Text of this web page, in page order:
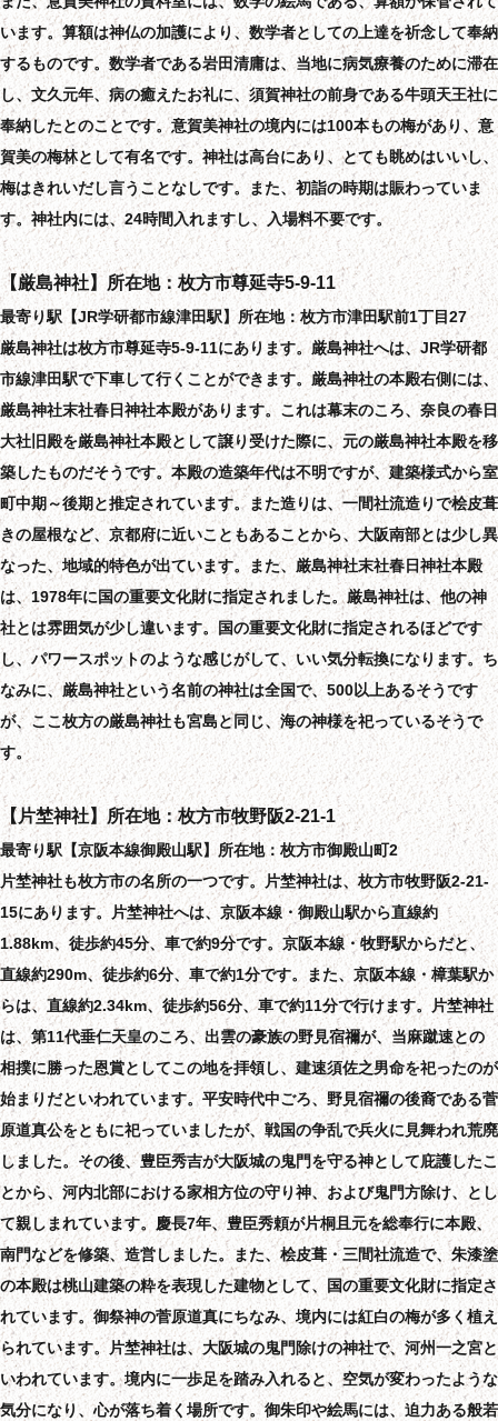
います。算額は神仏の加護により、数学者としての上達を祈念して奉納
するものです。数学者である岩田清庸は、当地に病気療養のために滞在
し、文久元年、病の癒えたお礼に、須賀神社の前身である牛頭天王社に
奉納したとのことです。意賀美神社の境内には100本もの梅があり、意
賀美の梅林として有名です。神社は高台にあり、とても眺めはいいし、
梅はきれいだし言うことなしです。また、初詣の時期は賑わっていま
す。神社内には、24時間入れますし、入場料不要です。
【厳島神社】所在地：枚方市尊延寺5-9-11
最寄り駅【JR学研都市線津田駅】所在地：枚方市津田駅前1丁目27
厳島神社は枚方市尊延寺5-9-11にあります。厳島神社へは、JR学研都
市線津田駅で下車して行くことができます。厳島神社の本殿右側には、
厳島神社末社春日神社本殿があります。これは幕末のころ、奈良の春日
大社旧殿を厳島神社本殿として譲り受けた際に、元の厳島神社本殿を移
築したものだそうです。本殿の造築年代は不明ですが、建築様式から室
町中期～後期と推定されています。また造りは、一間社流造りで桧皮葺
きの屋根など、京都府に近いこともあることから、大阪南部とは少し異
なった、地域的特色が出ています。また、厳島神社末社春日神社本殿
は、1978年に国の重要文化財に指定されました。厳島神社は、他の神
社とは雰囲気が少し違います。国の重要文化財に指定されるほどです
し、パワースポットのような感じがして、いい気分転換になります。ち
なみに、厳島神社という名前の神社は全国で、500以上あるそうです
が、ここ枚方の厳島神社も宮島と同じ、海の神様を祀っているそうで
す。
【片埜神社】所在地：枚方市牧野阪2-21-1
最寄り駅【京阪本線御殿山駅】所在地：枚方市御殿山町2
片埜神社も枚方市の名所の一つです。片埜神社は、枚方市牧野阪2-21-
15にあります。片埜神社へは、京阪本線・御殿山駅から直線約
1.88km、徒歩約45分、車で約9分です。京阪本線・牧野駅からだと、
直線約290m、徒歩約6分、車で約1分です。また、京阪本線・樟葉駅か
らは、直線約2.34km、徒歩約56分、車で約11分で行けます。片埜神社
は、第11代垂仁天皇のころ、出雲の豪族の野見宿禰が、当麻蹴速との
相撲に勝った恩賞としてこの地を拝領し、建速須佐之男命を祀ったのが
始まりだといわれています。平安時代中ごろ、野見宿禰の後裔である菅
原道真公をともに祀っていましたが、戦国の争乱で兵火に見舞われ荒廃
しました。その後、豊臣秀吉が大阪城の鬼門を守る神として庇護したこ
とから、河内北部における家相方位の守り神、および鬼門方除け、とし
て親しまれています。慶長7年、豊臣秀頼が片桐且元を総奉行に本殿、
南門などを修築、造営しました。また、桧皮葺・三間社流造で、朱漆塗
の本殿は桃山建築の粋を表現した建物として、国の重要文化財に指定さ
れています。御祭神の菅原道真にちなみ、境内には紅白の梅が多く植え
られています。片埜神社は、大阪城の鬼門除けの神社で、河州一之宮と
いわれています。境内に一歩足を踏み入れると、空気が変わったような
気分になり、心が落ち着く場所です。御朱印や絵馬には、迫力ある般若